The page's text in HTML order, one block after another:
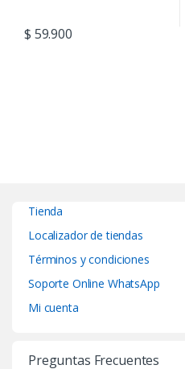
$ 59.900
Tienda
Localizador de tiendas
Términos y condiciones
Soporte Online WhatsApp
Mi cuenta
Preguntas Frecuentes